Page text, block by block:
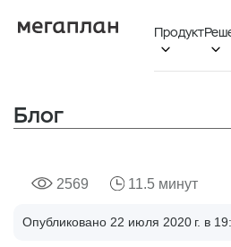
Продукт
 
Блог
2569 11.5 минут
Опубликовано 22 июля 2020 г. в